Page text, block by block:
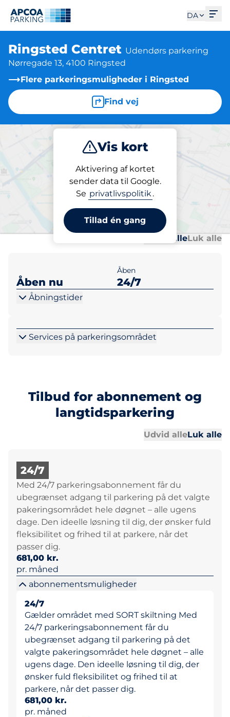
DA
Ringsted Centret Udendørs parkering
Nørregade 13, 4100 Ringsted
Flere parkeringsmuligheder i Ringsted
Find vej
Vis kort
Aktivering af kortet
sender data til Google.
Se privatlivspolitik.
Tillad én gang
Abonnement
Parkeringsabonnement på pladsen
Ringsted Centret
Udvid alleLuk alle
Åben nu
Åben
24/7
Åbningstider
Services på parkeringsområdet
Tilbud for abonnement og
langtidsparkering
Udvid alleLuk alle
24/7
Med 24/7 parkeringsabonnement får du
ubegrænset adgang til parkering på det valgte
pakeringsområdet hele døgnet – alle ugens
dage. Den ideelle løsning til dig, der ønsker fuld
fleksibilitet og frihed til at parkere, når det
passer dig.
681,00 kr.
pr. måned
abonnementsmuligheder
24/7
Gælder området med SORT skiltning Med
24/7 parkeringsabonnement får du
ubegrænset adgang til parkering på det
valgte pakeringsområdet hele døgnet – alle
ugens dage. Den ideelle løsning til dig, der
ønsker fuld fleksibilitet og frihed til at
parkere, når det passer dig.
681,00 kr.
pr. måned